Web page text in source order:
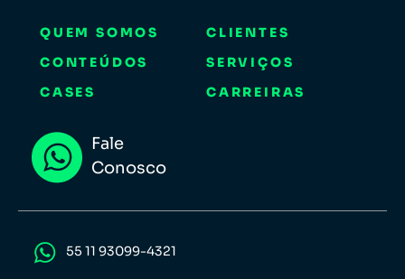
QUEM SOMOS
CLIENTES
CONTEÚDOS
SERVIÇOS
CASES
CARREIRAS
Fale
Conosco
55 11 93099-4321